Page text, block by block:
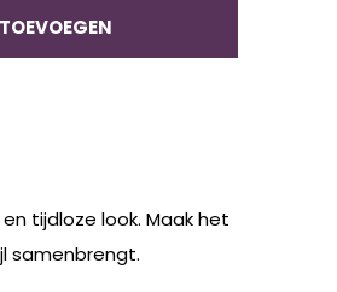
tijdloze look. Maak het
samenbrengt.